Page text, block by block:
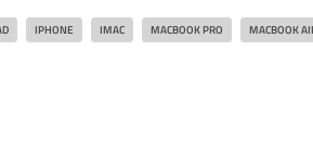
IPHONE IMAC MACBOOK PRO MACBOOK